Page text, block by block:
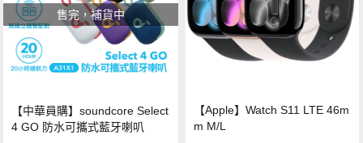
售完，補貨中
【中華員購】soundcore Select
4 GO 防水可攜式藍牙喇叭
【Apple】Watch S11 LTE 46m
m M/L